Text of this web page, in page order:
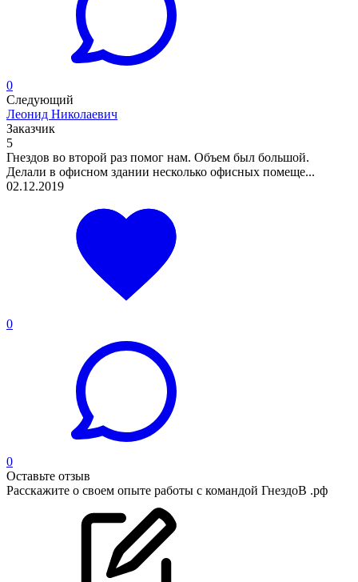
0
Следующий
Леонид Николаевич
Заказчик
5
Гнездов во второй раз помог нам. Объем был большой.
Делали в офисном здании несколько офисных помеще...
02.12.2019
0
0
Оставьте отзыв
Расскажите о своем опыте работы с командой ГнездоВ .рф